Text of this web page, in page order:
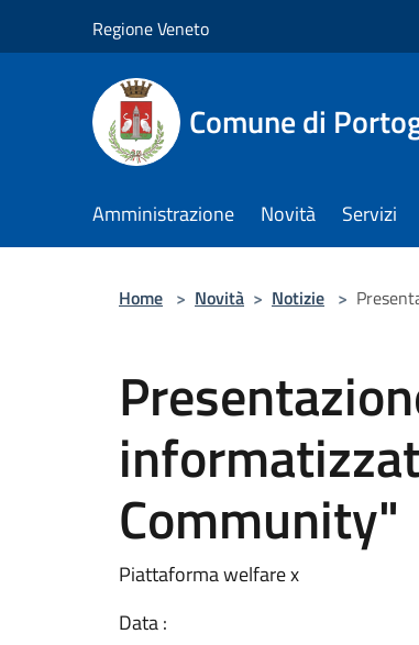
Regione Veneto
Comune di
Amministrazione Novità Servizi
Home > Novità > Notizie >
Community"
Piattaforma welfare x
Data :